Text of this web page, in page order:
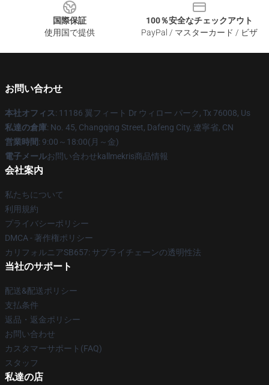
国際保証
使用国で提供
100％安全なチェックアウト
PayPal / マスターカード / ビザ
お問い合わせ
本社オフィス: 11186 翼フィート Dr ウィロー パーク, Tx 76008, Us
私達の倉庫: No. 45, Changqing Street, Dafeng City, 遼寧省, CN
営業時間: 9:00～18:00(月～金)
電子メールお問い合わせkallmekris商品情報
会社案内
私たちについて
利用規約
プライバシーポリシー
DMCA - 著作権ポリシー
カリフォルニアSB657: サプライチェーンの透明性法
当社のサポート
配送&配送ポリシー
支払条件
返品・返金ポリシー
お問い合わせ
カスタマーサポート(FAQ)
スタッフ
私達の店